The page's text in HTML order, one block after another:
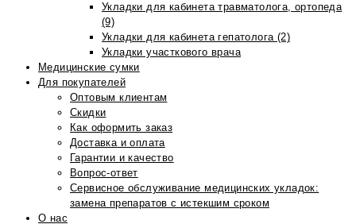
Укладки для кабинета травматолога, ортопеда
(9)
Укладки для кабинета гепатолога (2)
Укладки участкового врача
Медицинские сумки
Для покупателей
Оптовым клиентам
Скидки
Как оформить заказ
Доставка и оплата
Гарантии и качество
Вопрос-ответ
Сервисное обслуживание медицинских укладок:
замена препаратов с истекшим сроком
О нас